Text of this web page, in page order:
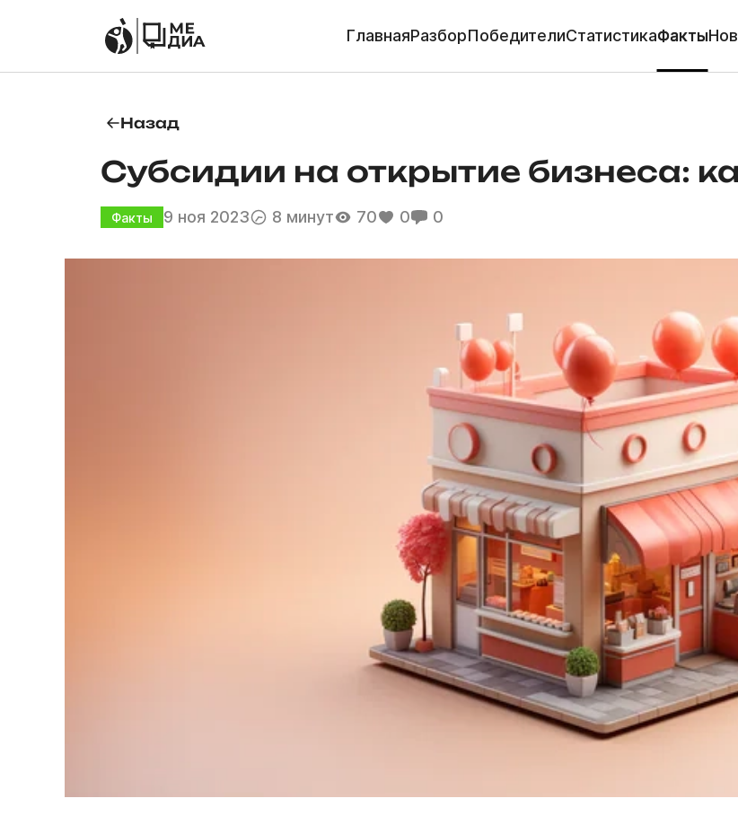
ГлавнаяРазборПобедителиСтатистикаФакты
Назад
Субсидии на открытие бизнеса:
Факты 9 ноя 2023 8 минут 70 0 0